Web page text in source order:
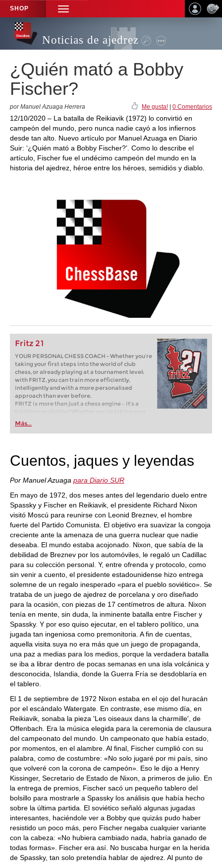
SHOP
TOGGLE
NAVIGATION
Noticias de ajedrez
¿Quién mató a Bobby
Fischer?
por Manuel Azuaga Herrera Me gusta! 0 Comentarios
12/10/2020 – La batalla de Reikiavik (1972) lo convirtió en
campeón del mundo, pero nunca nadie cayó a los infiernos
desde tan alto. Nuevo artículo por Manuel Azuaga en Diario
Suir: ‘¿Quién mató a Bobby Fischer?’. Como lo describe el
artículo, Fischer fue el undécimo campeón del mundo en la
historia del ajedrez, héroe entre los héroes, semidiós y diablo.
Fritz 21
YOUR PERSONAL CHESS COACH - Whether you’re
taking your first steps into the world of club
chess, or already playing at a tournament level:
with FRITZ, you can train more efficiently,
intelligently and with a more personalised
approach than ever before.
FRITZ is more than just a chess engine – it’s a
training revolution! Whether you’re taking your
first steps into the world of club chess, or already
playing at a tournament level: with FRITZ, you can
train more efficiently, intelligently and with a
Más...
Cuentos, jaques y leyendas
Por Manuel Azuaga para Diario SUR
En mayo de 1972, dos meses antes del legendario duelo entre
Spassky y Fischer en Reikiavik, el presidente Richard Nixon
visitó Moscú para reunirse con Leonid Breznev, el hombre
fuerte del Partido Comunista. El objetivo era suavizar la congoja
creciente ante la amenaza de una guerra nuclear que nadie
deseaba. El mundo estaba acojonado. Nixon, que sabía de la
debilidad de Breznev por los automóviles, le regaló un Cadillac
para su colección personal. Y, entre ofrenda y protocolo, como
sin venir a cuento, el presidente estadounidense hizo entrega
solemne de un regalo inesperado «para el pueblo soviético». Se
trataba de un juego de ajedrez de porcelana y oro diseñado
para la ocasión, con piezas de 17 centímetros de altura. Nixon
tenía en mente, sin duda, la inminente batalla entre Fischer y
Spassky. Y por eso quiso ejecutar, en el tablero político, una
jugada tan ingeniosa como premonitoria. A fin de cuentas,
aquella visita suya no era más que un juego de propaganda,
una paz a medias para los medios, porque la verdadera batalla
se iba a librar dentro de pocas semanas en una isla volcánica y
desconocida, Islandia, donde la Guerra Fría se desdoblaría en
el tablero.
El 1 de septiembre de 1972 Nixon estaba en el ojo del huracán
por el escándalo Watergate. En contraste, ese mismo día, en
Reikiavik, sonaba la pieza 'Les oiseaux dans la charmille', de
Offenbach. Era la música elegida para la ceremonia de clausura
del campeonato del mundo. Un campeonato que había estado,
por momentos, en el alambre. Al final, Fischer cumplió con su
palabra, como de costumbre: «No solo jugaré por mi país, sino
que volveré con la corona de campeón». Eso le dijo a Henry
Kissinger, Secretario de Estado de Nixon, a primeros de julio. En
la entrega de premios, Fischer sacó un pequeño tablero del
bolsillo para mostrarle a Spassky los análisis que había hecho
sobre la última partida. El soviético señaló algunas jugadas
interesantes, haciéndole ver a Bobby que quizás pudo haber
resistido un poco más, pero Fischer negaba cualquier variante
con la cabeza: «No hubiera cambiado nada, habría ganado de
todas formas». Fischer era así. No buscaba hurgar en la herida
de Spassky, tan solo pretendía hablar de ajedrez. Al punto de